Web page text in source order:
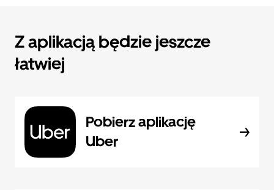
Z aplikacją będzie jeszcze
łatwiej
Pobierz aplikację
Uber